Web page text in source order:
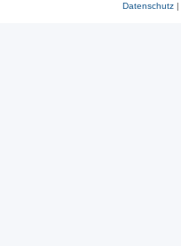
Datenschutz|